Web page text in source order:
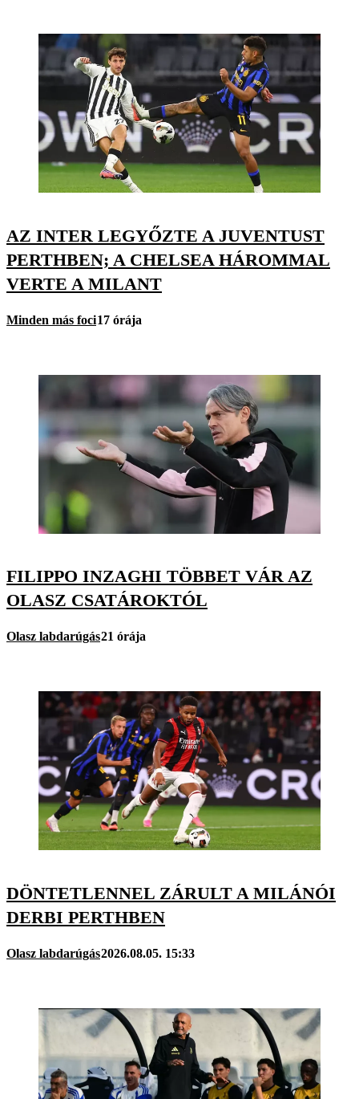
AZ INTER LEGYŐZTE A JUVENTUST
PERTHBEN; A CHELSEA HÁROMMAL
VERTE A MILANT
Minden más foci17 órája
FILIPPO INZAGHI TÖBBET VÁR AZ
OLASZ CSATÁROKTÓL
Olasz labdarúgás21 órája
DÖNTETLENNEL ZÁRULT A MILÁNÓI
DERBI PERTHBEN
Olasz labdarúgás2026.08.05. 15:33